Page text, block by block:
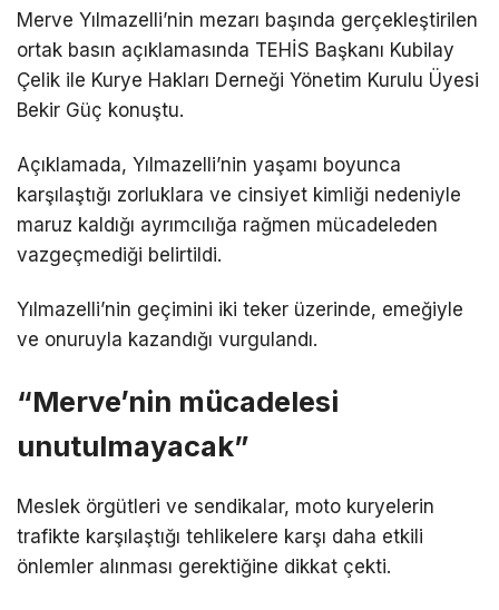
Merve Yılmazelli’nin mezarı başında gerçekleştirilen
ortak basın açıklamasında TEHİS Başkanı Kubilay
Çelik ile Kurye Hakları Derneği Yönetim Kurulu Üyesi
Bekir Güç konuştu.
Açıklamada, Yılmazelli’nin yaşamı boyunca
karşılaştığı zorluklara ve cinsiyet kimliği nedeniyle
maruz kaldığı ayrımcılığa rağmen mücadeleden
vazgeçmediği belirtildi.
Yılmazelli’nin geçimini iki teker üzerinde, emeğiyle
ve onuruyla kazandığı vurgulandı.
“Merve’nin mücadelesi
unutulmayacak”
Meslek örgütleri ve sendikalar, moto kuryelerin
trafikte karşılaştığı tehlikelere karşı daha etkili
önlemler alınması gerektiğine dikkat çekti.